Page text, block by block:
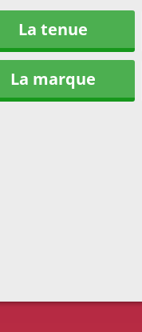
La tenue
La marque